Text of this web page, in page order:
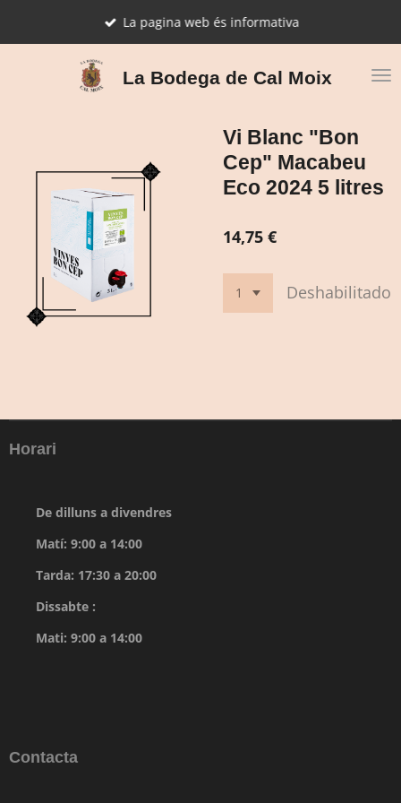
La Bodega de Cal Moix
La pagina web és informativa
Vi Blanc "Bon
Cep" Macabeu
Eco 2024 5 litres
14,75 €
Deshabilitado
Horari
De dilluns a divendres
Matí: 9:00 a 14:00
Tarda: 17:30 a 20:00
Dissabte :
Mati: 9:00 a 14:00
Contacta